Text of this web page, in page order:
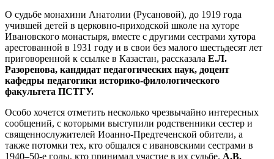
О судьбе монахини Анатолии (Русановой), до 1919 года
учившей детей в церковно-приходской школе на хуторе
Ивановского монастыря, вместе с другими сестрами хутора
арестованной в 1931 году и в свои без малого шестьдесят лет
приговоренной к ссылке в Казастан, рассказала Е.Л.
Разоренова, кандидат педагогических наук, доцент
кафедры педагогики историко-филологического
факультета ПСТГУ.
Особо хочется отметить несколько чрезвычайно интересных
сообщений, с которыми выступили родственники сестер и
священнослужителей Иоанно-Предтеченской обители, а
также потомки тех, кто общался с ивановскими сестрами в
1940–50-е годы, кто принимал участие в их судьбе. А.В.